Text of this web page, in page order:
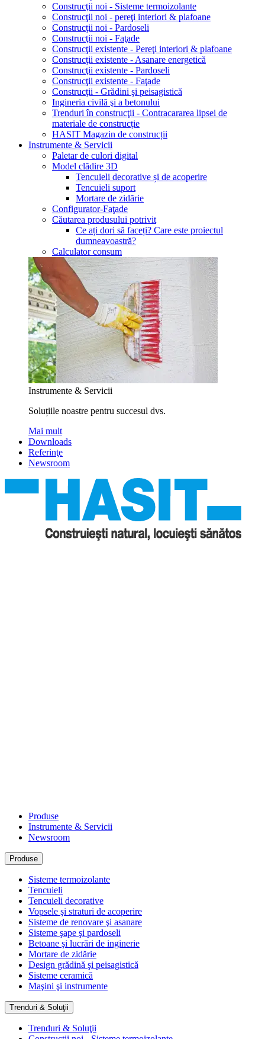
Construcţii noi - Sisteme termoizolante
Construcţii noi - pereţi interiori & plafoane
Construcţii noi - Pardoseli
Construcţii noi - Faţade
Construcţii existente - Pereţi interiori & plafoane
Construcţii existente - Asanare energetică
Construcţii existente - Pardoseli
Construcţii existente - Faţade
Construcţii - Grădini şi peisagistică
Ingineria civilă şi a betonului
Trenduri în construcţii - Contracararea lipsei de
materiale de construcție
HASIT Magazin de construcții
Instrumente & Servicii
Paletar de culori digital
Model clădire 3D
Tencuieli decorative și de acoperire
Tencuieli suport
Mortare de zidărie
Configurator-Faţade
Căutarea produsului potrivit
Ce ați dori să faceți? Care este proiectul
dumneavoastră?
Calculator consum
Instrumente & Servicii
Soluțiile noastre pentru succesul dvs.
Mai mult
Downloads
Referinţe
Newsroom
Produse
Instrumente & Servicii
Newsroom
Produse
Sisteme termoizolante
Tencuieli
Tencuieli decorative
Vopsele şi straturi de acoperire
Sisteme de renovare şi asanare
Sisteme şape şi pardoseli
Betoane şi lucrări de inginerie
Mortare de zidărie
Design grădină şi peisagistică
Sisteme ceramică
Maşini şi instrumente
Trenduri & Soluţii
Trenduri & Soluţii